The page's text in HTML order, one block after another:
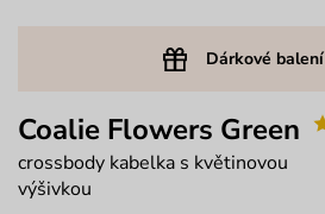
Dárkové balení
Coalie Flowers Green
crossbody kabelka s květinovou
výšivkou